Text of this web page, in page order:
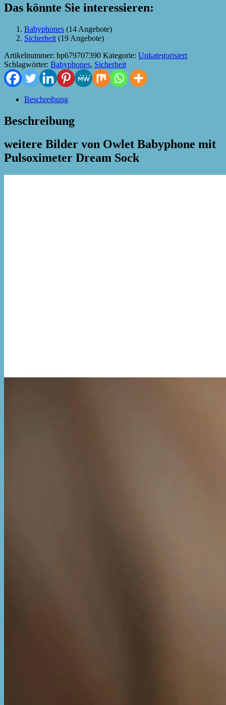
Das könnte Sie interessieren:
Babyphones (14 Angebote)
Sicherheit (19 Angebote)
Artikelnummer: bp679707390 Kategorie: Unkategorisiert
Schlagwörter: Babyphones, Sicherheit
Beschreibung
Beschreibung
weitere Bilder von Owlet Babyphone mit
Pulsoximeter Dream Sock